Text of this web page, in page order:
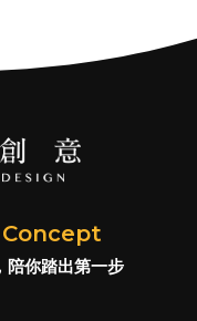
陪你踏出第一步